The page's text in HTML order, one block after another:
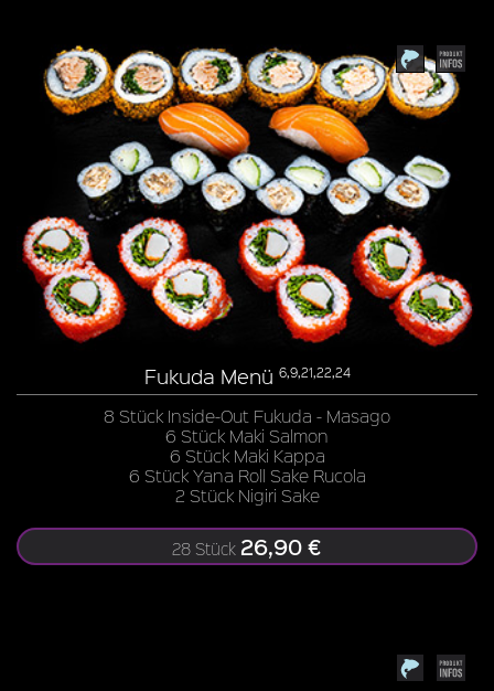
Fukuda Menü 6,9,21,22,24
8 Stück Inside-Out Fukuda - Masago
6 Stück Maki Salmon
6 Stück Maki Kappa
6 Stück Yana Roll Sake Rucola
2 Stück Nigiri Sake
28 Stück 26,90 €